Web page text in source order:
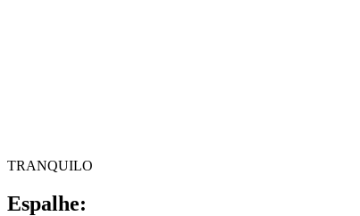
TRANQUILO
Espalhe: